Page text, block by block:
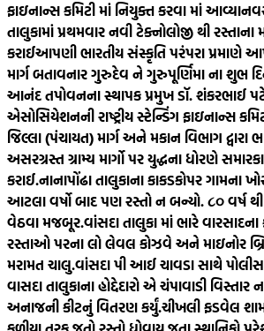
ફાઇનાન્સ કમિટી માં નિયુક્ત કરવા માં આવ્યા
તાલુકામાં પ્રથમવાર નવી ટેક્નોલોજી થી રસ્તાના
કરાઈઆપણી ભારતીય સંસ્કૃતિ પરંપરા પ્રમાણે
માર્ગ બતાવનાર ગુરુદેવ ને ગુરુપૂર્ણિમા ના શુભ
આનંદ તપોવનના સ્થાપક પ્રમુખ ડૉ. શંકરભાઈ
એસોસિયેશનની રાષ્ટ્રીય સ્ટેન્ડિંગ ફાઇનાન્સ
જિલ્લા (પંચાયત) માર્ગ અને મકાન વિભાગ દ્વારા
અસરગ્રસ્ત ગ્રામ્ય માર્ગો પર યુદ્ધના ધોરણે
કરાઈ.નાનાપોંઢા તાલુકાના કાકડકોપર ગામના
આટલા વર્ષો બાદ પણ રસ્તો ન બન્યો. ૮૦‌ વર્ષ થી
વેઠવા મજબૂર.વાંસદા તાલુકા માં ભારે
રસ્તાઓ પરના લો લેવલ કોઝવે અને માઇનોર
મરામત ચાલુ.વાંસદા પી આઈ ચાવડા સાથે પોલીસ
વાસદા તાલુકાના હોદ્દેદારો એ ચંપાવાડી
અનાજની કીટનું વિતરણ કર્યું.ચીખલી ફડવેલ